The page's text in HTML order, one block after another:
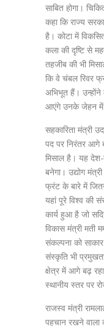
साबित होगा।
कहा कि राज्य
है। कोटा में
कला की दृष्टि से
तहजीब की भी
कि वे चंबल रिवर
अभिभूत हैं। उन्होंने
आएंगे उनके जेहन में
सहकारिता मंत्री
पद पर निरंतर आगे
मिसाल है। यह
बनेगा। उद्योग
फ्रंट के बारे में
यहां पूरे विश्व की
कार्य हुआ है जो
विकास मंत्री
संकल्पना को
संस्कृति भी
क्षेत्र में आगे बढ़
स्थानीय स्तर पर
राजस्व मंत्री
पहचान रखने वाला